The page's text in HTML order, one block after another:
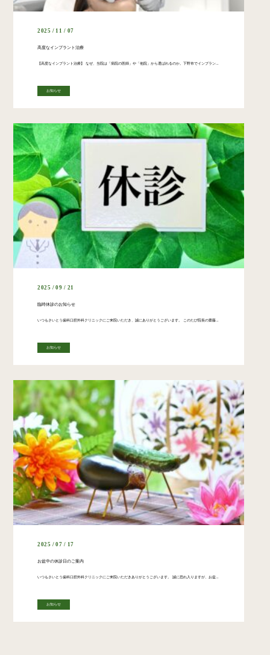
2025 / 11 / 07
高度なインプラント治療
お知らせ
2025 / 09 / 21
臨時休診のお知らせ
お知らせ
2025 / 07 / 17
お盆中の休診日のご案内
お知らせ